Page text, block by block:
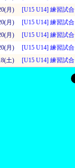
月)
[U15 U14] 練習試合
月)
[U15 U14] 練習試合
月)
[U15 U14] 練習試合
月)
[U15 U14] 練習試合
土)
[U15 U14] 練習試合